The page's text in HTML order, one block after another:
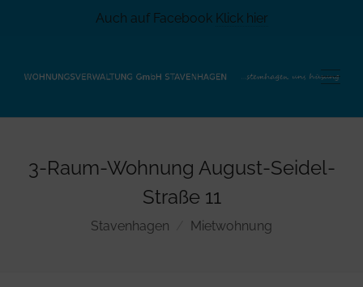
Auch auf Facebook Klick hier
3-Raum-Wohnung August-Seidel-
Straße 11
Stavenhagen Mietwohnung